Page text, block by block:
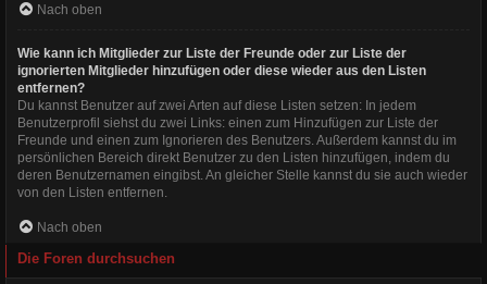
Nach oben
Wie kann ich Mitglieder zur Liste der Freunde oder zur Liste der
ignorierten Mitglieder hinzufügen oder diese wieder aus den Listen
entfernen?
Du kannst Benutzer auf zwei Arten auf diese Listen setzen: In jedem
Benutzerprofil siehst du zwei Links: einen zum Hinzufügen zur Liste der
Freunde und einen zum Ignorieren des Benutzers. Außerdem kannst du im
persönlichen Bereich direkt Benutzer zu den Listen hinzufügen, indem du
deren Benutzernamen eingibst. An gleicher Stelle kannst du sie auch wieder
von den Listen entfernen.
Nach oben
Die Foren durchsuchen